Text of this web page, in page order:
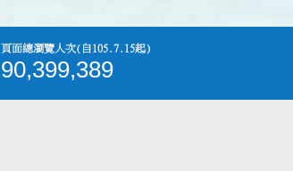
頁面總瀏覽人次(自105.7.15起)
90,399,389